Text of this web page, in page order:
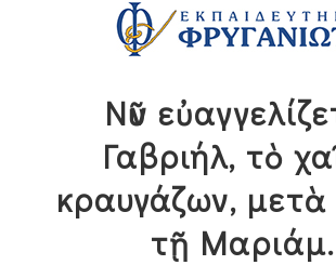
Νῦν
Γαβριήλ, τὸ
κραυγάζων, μετὰ
τῇ Μαριάμ.